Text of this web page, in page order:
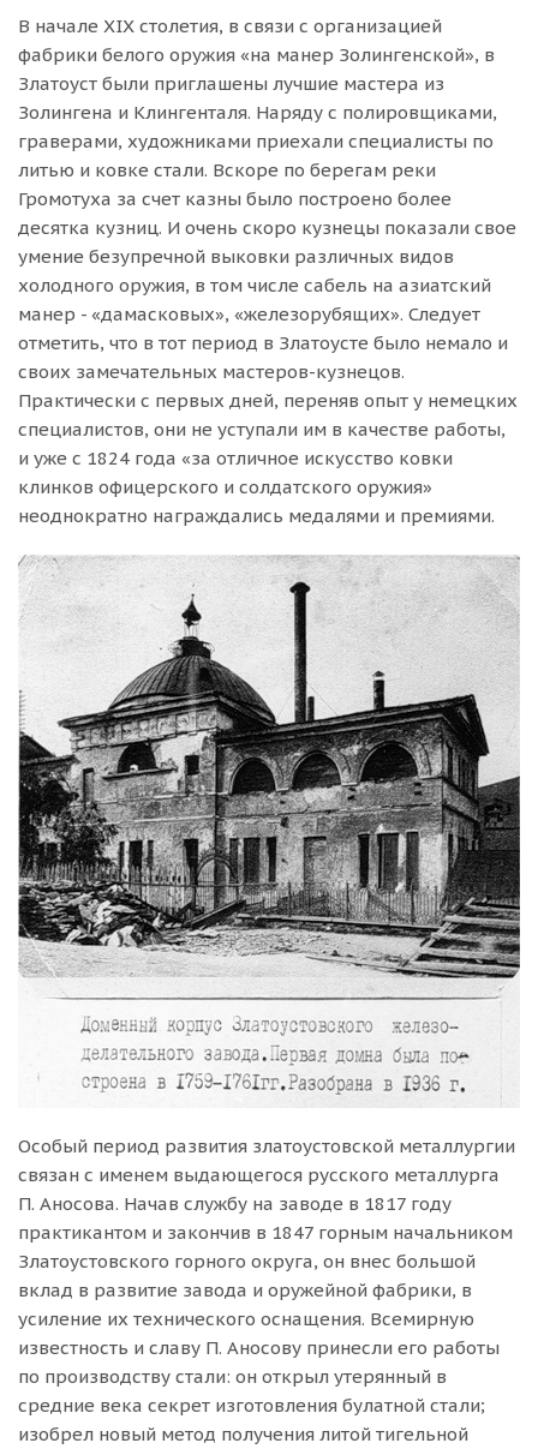
В начале XIX столетия, в связи с организацией
фабрики белого оружия «на манер Золингенской», в
Златоуст были приглашены лучшие мастера из
Золингена и Клингенталя. Наряду с полировщиками,
граверами, художниками приехали специалисты по
литью и ковке стали. Вскоре по берегам реки
Громотуха за счет казны было построено более
десятка кузниц. И очень скоро кузнецы показали свое
умение безупречной выковки различных видов
холодного оружия, в том числе сабель на азиатский
манер - «дамасковых», «железорубящих». Следует
отметить, что в тот период в Златоусте было немало и
своих замечательных мастеров-кузнецов.
Практически с первых дней, переняв опыт у немецких
специалистов, они не уступали им в качестве работы,
и уже с 1824 года «за отличное искусство ковки
клинков офицерского и солдатского оружия»
неоднократно награждались медалями и премиями.
Особый период развития златоустовской металлургии
связан с именем выдающегося русского металлурга
П. Аносова. Начав службу на заводе в 1817 году
практикантом и закончив в 1847 горным начальником
Златоустовского горного округа, он внес большой
вклад в развитие завода и оружейной фабрики, в
усиление их технического оснащения. Всемирную
известность и славу П. Аносову принесли его работы
по производству стали: он открыл утерянный в
средние века секрет изготовления булатной стали;
изобрел новый метод получения литой тигельной